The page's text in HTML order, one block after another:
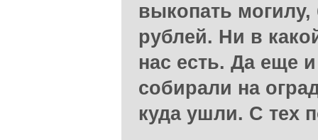
выкопать могилу,
рублей. Ни в
нас есть. Да еще
собирали на
куда ушли. С тех